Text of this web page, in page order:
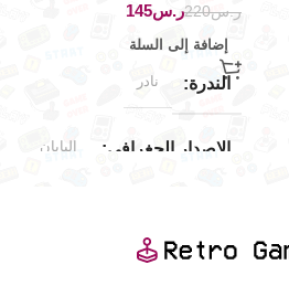
ر.س220ر.س145
إضافة إلى السلة
الندرة نادر
الإصدار الجغرافي اليابان